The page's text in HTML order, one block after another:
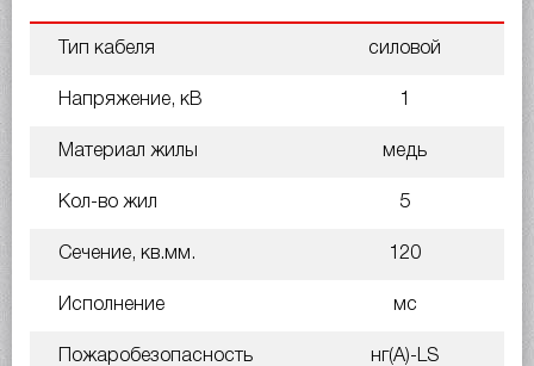
Тип кабеля силовой
Напряжение, кВ 1
Материал жилы медь
Кол-во жил 5
Сечение, кв.мм. 120
Исполнение мс
Пожаробезопасность нг(A)-LS